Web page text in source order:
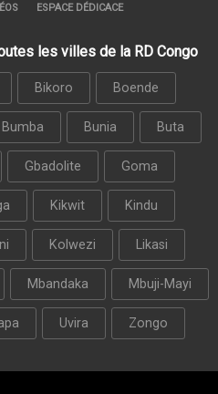
ESPACE DÉDICACE
les villes de la RD Congo
Bikoro Boende
Bumba Bunia Buta
Gbadolite Goma
Kikwit Kindu
Kolwezi Likasi
Mbandaka Mbuji-Mayi
Uvira Zongo